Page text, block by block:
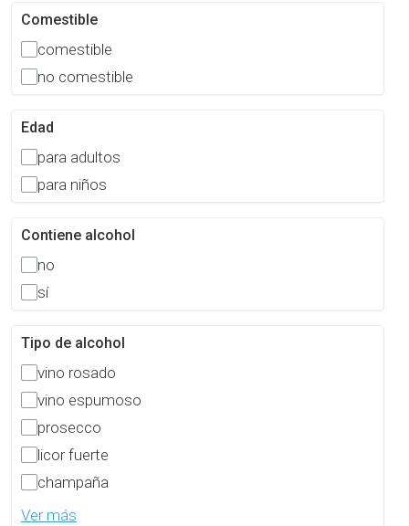
Comestible
comestible
no comestible
Edad
para adultos
para niños
Contiene alcohol
no
sí
Tipo de alcohol
vino rosado
vino espumoso
prosecco
licor fuerte
champaña
Ver más